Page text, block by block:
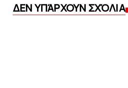
ΔΕΝ ΥΠΆΡΧΟΥΝ ΣΧΌΛΙΑ